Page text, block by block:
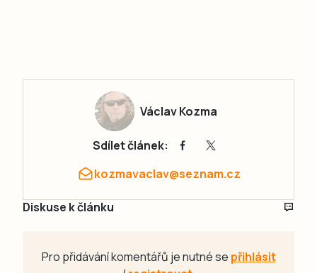
Václav Kozma
Sdílet článek:
kozmavaclav@seznam.cz
Diskuse k článku
Pro přidávání komentářů je nutné se přihlásit